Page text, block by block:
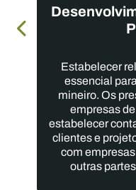
Estabelecer
essencial
mineiro. Os
empresas
estabelecer
clientes e
com
outras